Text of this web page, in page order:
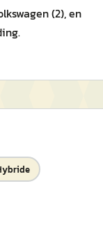
(2), en